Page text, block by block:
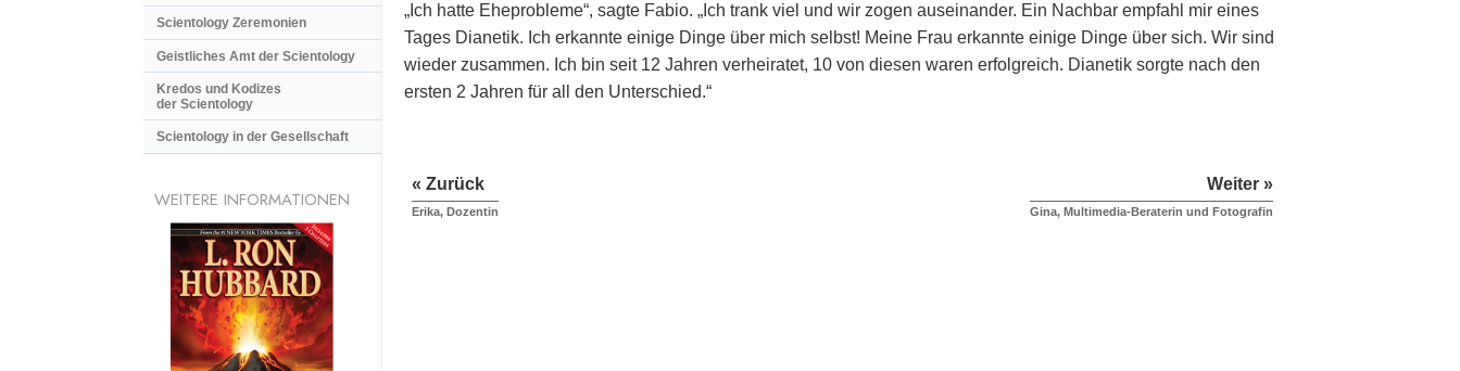
„Ich hatte Eheprobleme“, sagte Fabio. „Ich trank viel und wir zogen auseinander. Ein Nachbar empfahl mir eines
Tages Dianetik. Ich erkannte einige Dinge über mich selbst! Meine Frau erkannte einige Dinge über sich. Wir sind
wieder zusammen. Ich bin seit 12 Jahren verheiratet, 10 von diesen waren erfolgreich. Dianetik sorgte nach den
ersten 2 Jahren für all den Unterschied.“
« Zurück
Erika, Dozentin
Weiter »
Gina, Multimedia-Beraterin und Fotografin
Scientology Zeremonien
Geistliches Amt der Scientology
Kredos und Kodizes
der Scientology
Scientology in der Gesellschaft
WEITERE INFORMATIONEN